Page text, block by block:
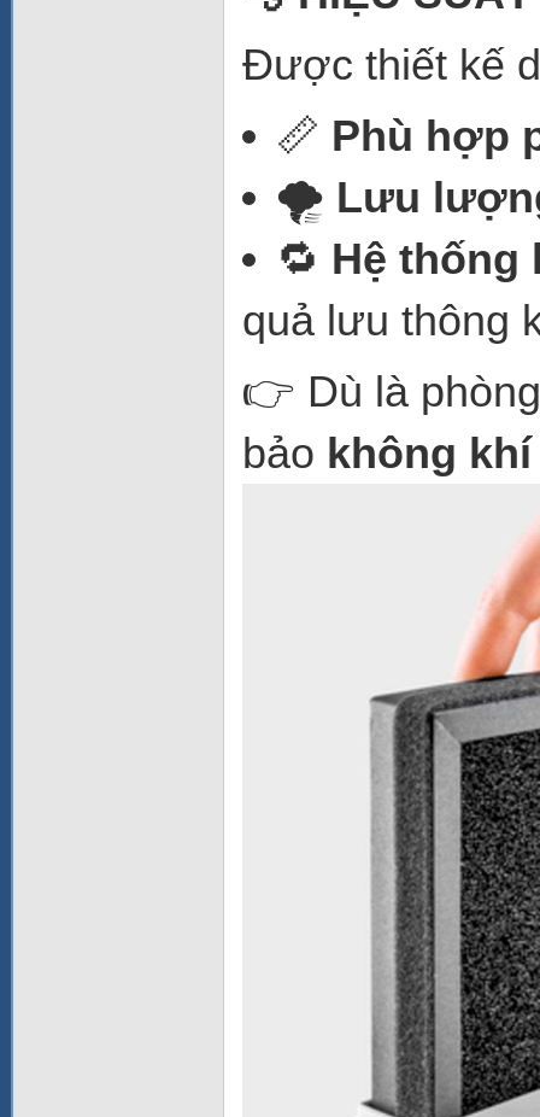
Được thiết kế
📏 Phù hợp
🌪️ Lưu
🔁 Hệ thống
quả lưu thông
👉 Dù là
bảo không